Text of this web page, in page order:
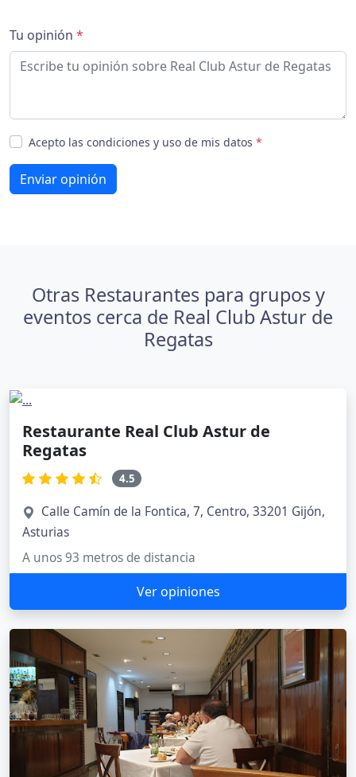
Tu opinión *
Acepto las condiciones y uso de mis datos *
Enviar opinión
Otras Restaurantes para grupos y
eventos cerca de Real Club Astur de
Regatas
Restaurante Real Club Astur de
Regatas
4.5
Calle Camín de la Fontica, 7, Centro, 33201 Gijón,
Asturias
A unos 93 metros de distancia
Ver opiniones